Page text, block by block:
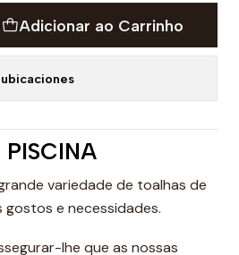
Adicionar ao Carrinho
PISCINA
variedade de toalhas de
e necessidades.
lhe que as nossas